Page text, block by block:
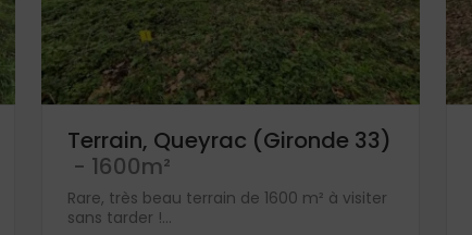
Terrain, Queyrac (Gironde 33)
- 1600m²
Rare, très beau terrain de 1600 m² à visiter
sans tarder !...